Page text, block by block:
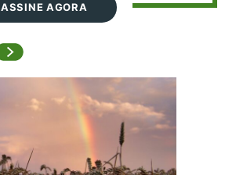
ASSINE AGORA